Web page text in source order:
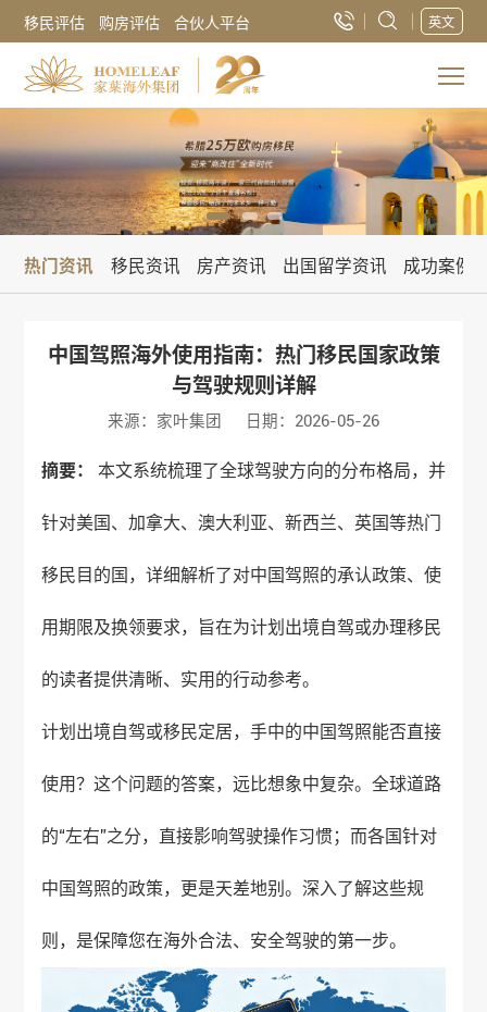
移民评估 购房评估 合伙人平台 英文
热门资讯 移民资讯 房产资讯 出国留学资讯 成功案例
中国驾照海外使用指南：热门移民国家政策
与驾驶规则详解
来源：家叶集团 日期：2026-05-26
摘要： 本文系统梳理了全球驾驶方向的分布格局，并
针对美国、加拿大、澳大利亚、新西兰、英国等热门
移民目的国，详细解析了对中国驾照的承认政策、使
用期限及换领要求，旨在为计划出境自驾或办理移民
的读者提供清晰、实用的行动参考。
计划出境自驾或移民定居，手中的中国驾照能否直接
使用？这个问题的答案，远比想象中复杂。全球道路
的“左右”之分，直接影响驾驶操作习惯；而各国针对
中国驾照的政策，更是天差地别。深入了解这些规
则，是保障您在海外合法、安全驾驶的第一步。